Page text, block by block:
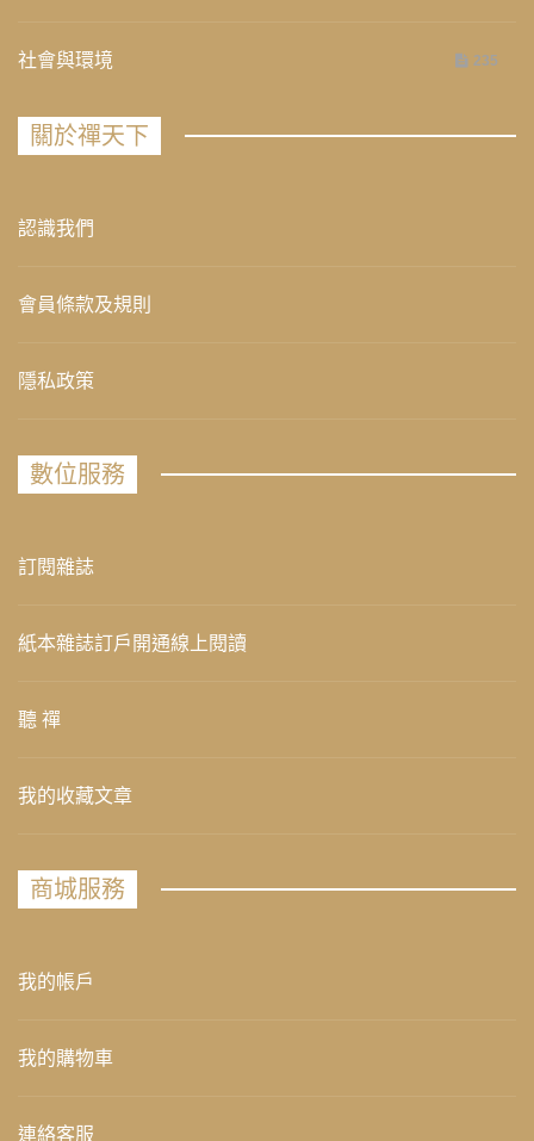
社會與環境 235
關於禪天下
認識我們
會員條款及規則
隱私政策
數位服務
訂閱雜誌
紙本雜誌訂戶開通線上閱讀
聽 禪
我的收藏文章
商城服務
我的帳戶
我的購物車
連絡客服